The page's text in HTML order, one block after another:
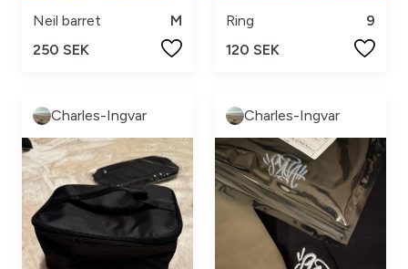
Neil barret
M
250 SEK
Ring
9
120 SEK
Charles-Ingvar Charles-Ingvar